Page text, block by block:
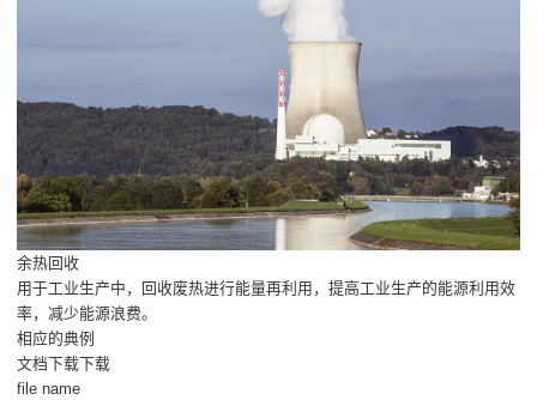
余热回收
用于工业生产中，回收废热进行能量再利用，提高工业生产的能源利用效
率，减少能源浪费。
相应的典例
文档下载下载
file name